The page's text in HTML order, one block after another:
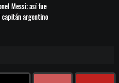
Messi: así fue
argentino